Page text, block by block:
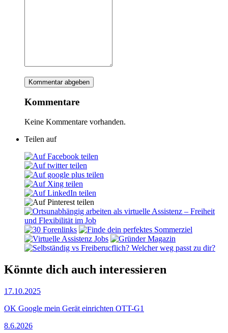
Kommentare
Keine Kommentare vorhanden.
Teilen auf
Könnte dich auch interessieren
17.10.2025
OK Google mein Gerät einrichten OTT-G1
8.6.2026